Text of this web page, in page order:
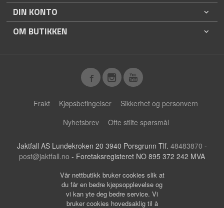
DIN KONTO
OM BUTIKKEN
Frakt Kjøpsbetingelser
Sikkerhet og personvern
Nyhetsbrev
Ofte stilte spørsmål
Jaktfall AS Lundekroken 20 3940 Porsgrunn Tlf. 48483870 -
post@jaktfall.no - Foretaksregisteret NO 895 372 242 MVA
Vår nettbutikk bruker cookies slik at
du får en bedre kjøpsopplevelse og
vi kan yte deg bedre service. Vi
bruker cookies hovedsaklig til å